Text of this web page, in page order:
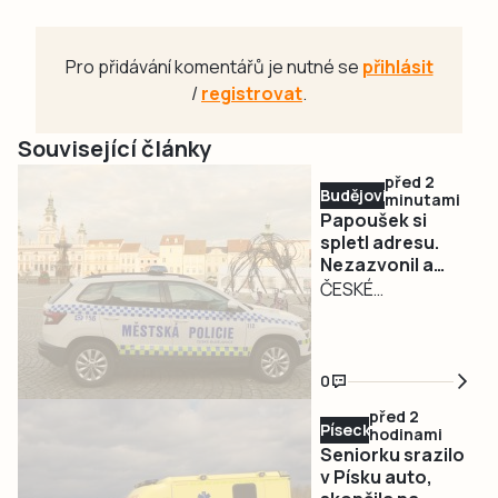
Pro přidávání komentářů je nutné se přihlásit
/registrovat.
Související články
Budějovicko
před 2
minutami
Papoušek si
spletl adresu.
Nezazvonil a
přiletěl do bytu
ČESKÉ
zásahu
informovala
českobudějovická
městská policie.
Do bytu v sídlišti
0
Písecko
před 2
hodinami
Seniorku srazilo
v Písku auto,